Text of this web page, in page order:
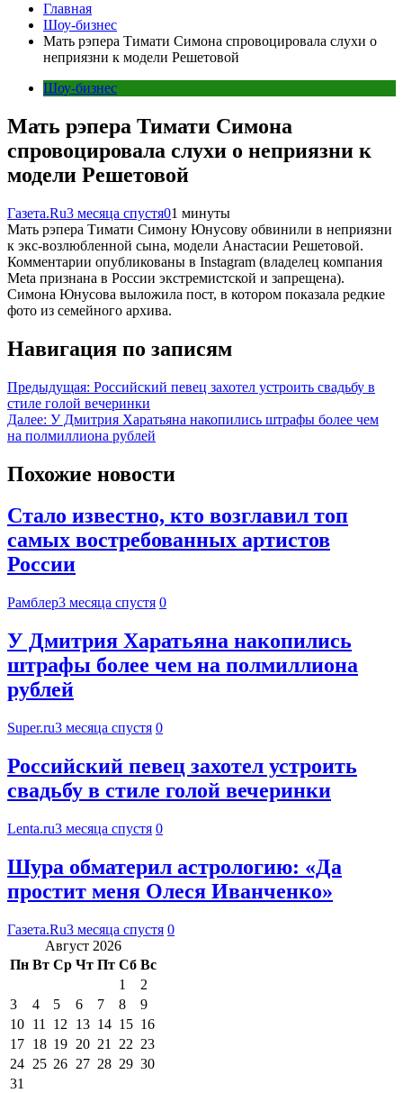
Главная
Шоу-бизнес
Мать рэпера Тимати Симона спровоцировала слухи о
неприязни к модели Решетовой
Шоу-бизнес
Мать рэпера Тимати Симона
спровоцировала слухи о неприязни к
модели Решетовой
Газета.Ru3 месяца спустя01 минуты
Мать рэпера Тимати Симону Юнусову обвинили в неприязни
к экс-возлюбленной сына, модели Анастасии Решетовой.
Комментарии опубликованы в Instagram (владелец компания
Meta признана в России экстремистской и запрещена).
Симона Юнусова выложила пост, в котором показала редкие
фото из семейного архива.
Навигация по записям
Предыдущая: Российский певец захотел устроить свадьбу в
стиле голой вечеринки
Далее: У Дмитрия Харатьяна накопились штрафы более чем
на полмиллиона рублей
Похожие новости
Стало известно, кто возглавил топ
самых востребованных артистов
России
Рамблер3 месяца спустя 0
У Дмитрия Харатьяна накопились
штрафы более чем на полмиллиона
рублей
Super.ru3 месяца спустя 0
Российский певец захотел устроить
свадьбу в стиле голой вечеринки
Lenta.ru3 месяца спустя 0
Шура обматерил астрологию: «Да
простит меня Олеся Иванченко»
Газета.Ru3 месяца спустя 0
Август 2026
Пн Вт Ср Чт Пт Сб Вс
1
2
3
4 5 6 7 8
9
10 11 12 13 14 15 16
17 18 19 20 21 22 23
24 25 26 27 28 29 30
31